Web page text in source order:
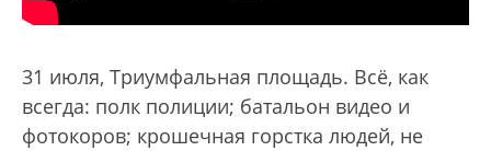
31 июля, Триумфальная площадь. Всё, как
всегда: полк полиции; батальон видео и
фотокоров; крошечная горстка людей, не